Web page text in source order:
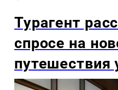
Турагент
спросе на
путешествия